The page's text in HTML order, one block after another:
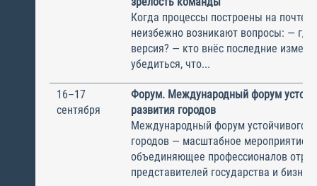
Когда процессы построены на почте и
неизбежно возникают вопросы: — где
версия? — кто внёс последние
убедиться, что...
16–17
сентября
Форум. Международный форум
развития городов
Международный форум устойчивого
городов — масштабное мероприятие,
объединяющее профессионалов
представителей государства и